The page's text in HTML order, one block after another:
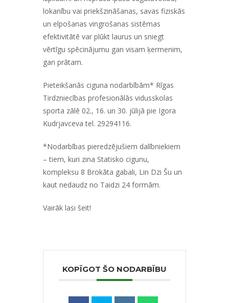
lokanību vai priekšzināšanas, savas fiziskās
un elpošanas vingrošanas sistēmas
efektivitātē var plūkt laurus un sniegt
vērtīgu spēcinājumu gan visam ķermenim,
gan prātam.
Pieteikšanās ciguna nodarbībām* Rīgas
Tirdzniecības profesionālās vidusskolas
sporta zālē 02., 16. un 30. jūlijā pie Igora
Kudrjavceva tel. 29294116.
*Nodarbības pieredzējušiem dalībniekiem
– tiem, kuri zina Statisko cigunu,
kompleksu 8 Brokāta gabali, Lin Dzi Šu un
kaut nedaudz no Taidzi 24 formām.
Vairāk lasi šeit!
KOPĪGOT ŠO NODARBĪBU